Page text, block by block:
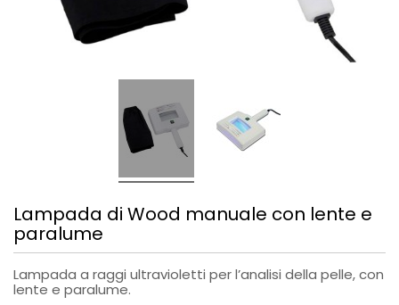
Lampada di Wood manuale con lente e
paralume
Lampada a raggi ultravioletti per l’analisi della pelle, con
lente e paralume.